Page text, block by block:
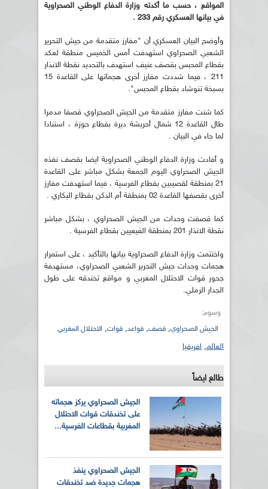
المواقع ، حسب ما أكدته وزارة الدفاع الوطني الصحراوية
في بيانها العسكري رقم 233
.
وأوضح البيان العسكري أن "مفارز متقدمة من جيش التحرير
الشعبي الصحراوي استهدفت أمس الخميس منطقة لعكد
بقطاع المحبس بقصف عنيف استهدف بالتحديد نقطة الانذار
211 ، فيما شددت مفارز أخرى هجماتها على القاعدة 15
بسبخة تنوشاد بقطاع المحبس".
كما شنت مفارز متقدمة من الجيش الصحراوي قصفا مدمرا
طال القاعدة 12 شمال أحريشة ديرة بقطاع حوزة ، استنادا
لما جاء في البيان .
و أفادت وزارة الدفاع الوطني الصحراوية ايضا بقصف نفذه
الجيش الصحراوي اليوم الجمعة بشكل مباشر على القاعدة
21 بمنطقة لقصيبين بقطاع الفرسية ، فيما استهدفت مفارز
أخرى بقصفها القاعدة 02 بمنطقة أم الدكن بقطاع البكاري .
كما قصفت وحدات من الجيش الصحراوي ، بشكل مباشر
نقطة الانذار 201 بمنطقة الفيعيين بقطاع الفرسية .
واختتمت وزارة الدفاع الصحراوية بيانها بالتأكيد ، على استمرار
هجمات وحدات جيش التحرير الشعبي الصحراوي، مستهدفة
جحور قوات الاحتلال المغربي و مواقع تخندقه على طول
الجدار الرملي.
وسوم:
الجيش الصحراوي, قصف, قواعد, قوات, الاحتلال المغربي
العالم, افريقيا
طالع ايضاً
الجيش الصحراوي يركز هجماته
على تخندقات قوات الاحتلال
المغربية بقطاعات الفرسية...
الجيش الصحراوي ينفذ
هجمات جديدة ضد تخندقات